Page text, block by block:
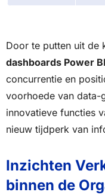
Door te putten uit de
dashboards Power BI
concurrentie en
voorhoede van data-
innovatieve functies
nieuw tijdperk van
Inzichten
binnen de